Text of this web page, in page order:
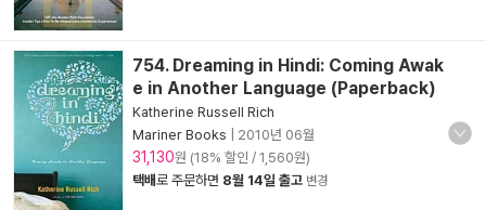
754. Dreaming in Hindi: Coming Awak
e in Another Language (Paperback)
Katherine Russell Rich
Mariner Books
2010년 06월
31,130원 (18% 할인 / 1,560원)
택배로 주문하면 8월 14일 출고 변경